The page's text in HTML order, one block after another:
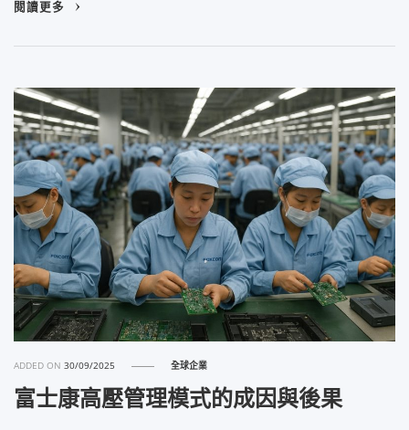
閱讀更多
ADDED ON30/09/2025 全球企業
富士康高壓管理模式的成因與後果